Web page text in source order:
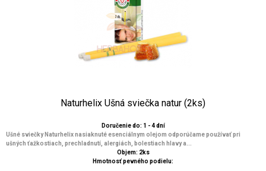
Naturhelix Ušná sviečka natur (2ks)
Doručenie do: 1 - 4 dní
Ušné sviečky Naturhelix nasiaknuté esenciálnym olejom odporúčame používať pri
ušných ťažkostiach, prechladnutí, alergiách, bolestiach hlavy a...
Objem: 2ks
Hmotnosť pevného podielu: